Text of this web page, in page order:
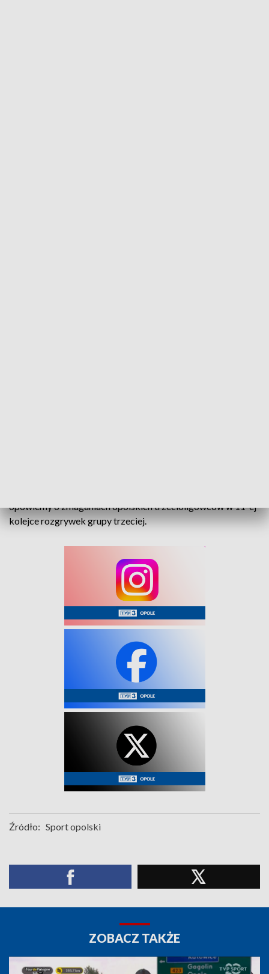
opowiemy o zmaganiach opolskich trzecioligowców w 11-ej
kolejce rozgrywek grupy trzeciej.
Źródło: Sport opolski
ZOBACZ TAKŻE